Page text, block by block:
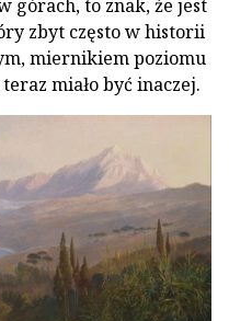
górach, to znak, że jest
zbyt często w historii
miernikiem poziomu
miało być inaczej.